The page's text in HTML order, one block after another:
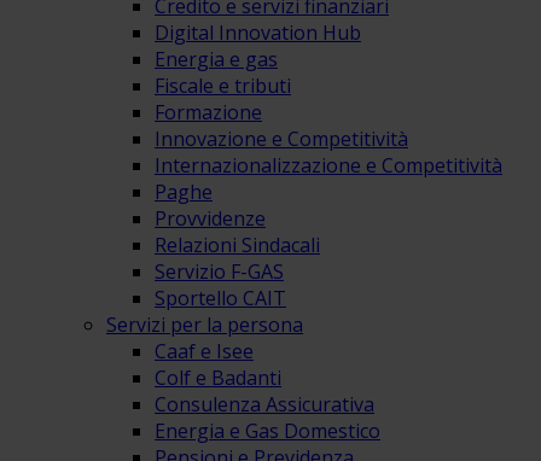
Credito e servizi finanziari
Digital Innovation Hub
Energia e gas
Fiscale e tributi
Formazione
Innovazione e Competitività
Internazionalizzazione e Competitività
Paghe
Provvidenze
Relazioni Sindacali
Servizio F-GAS
Sportello CAIT
Servizi per la persona
Caaf e Isee
Colf e Badanti
Consulenza Assicurativa
Energia e Gas Domestico